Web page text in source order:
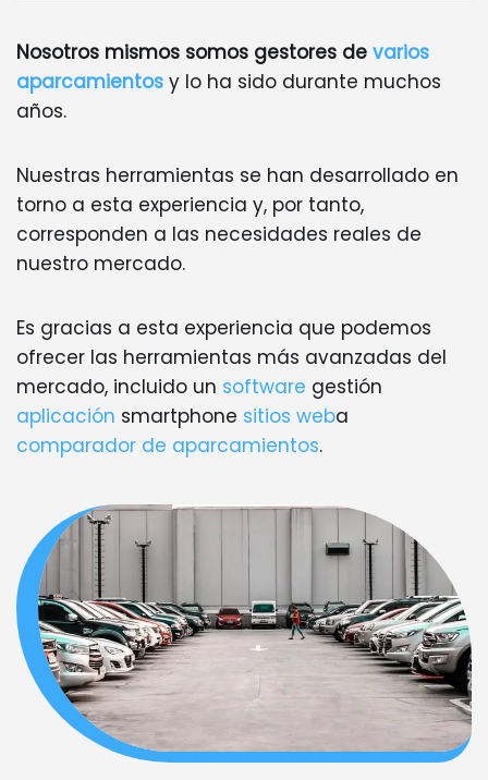
Nosotros mismos somos gestores de varios
aparcamientos y lo ha sido durante muchos
años.
Nuestras herramientas se han desarrollado en
torno a esta experiencia y, por tanto,
corresponden a las necesidades reales de
nuestro mercado.
Es gracias a esta experiencia que podemos
ofrecer las herramientas más avanzadas del
mercado, incluido un software gestión
aplicación smartphone sitios weba
comparador de aparcamientos.